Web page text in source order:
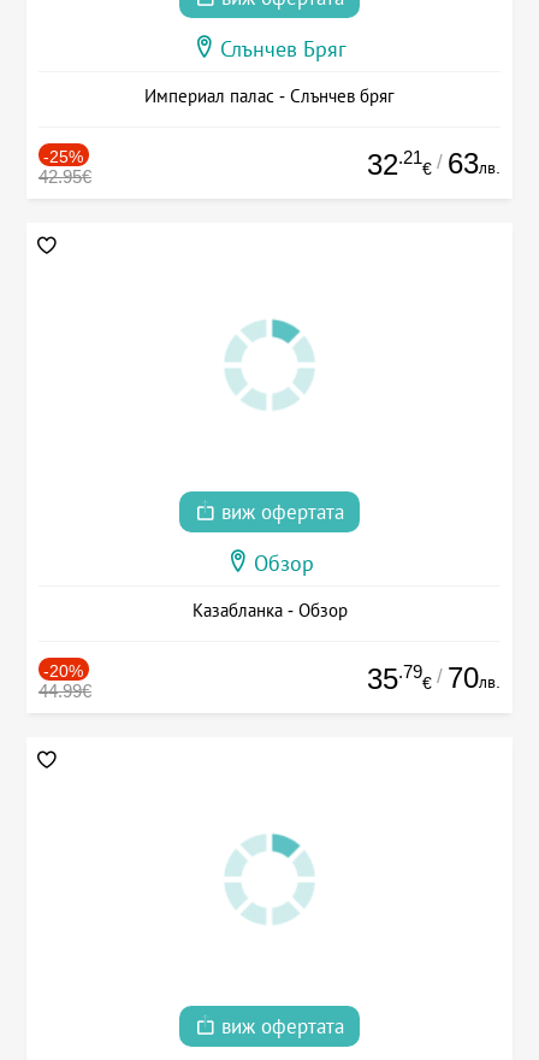
Слънчев Бряг
Империал палас - Слънчев бряг
-25%
42.95€ 32.21
€ / 63лв.
виж офертата
Обзор
Казабланка - Обзор
-20%
44.99€ 35.79
€ / 70лв.
виж офертата